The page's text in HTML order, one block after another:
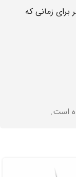
است.
برای زمانی که